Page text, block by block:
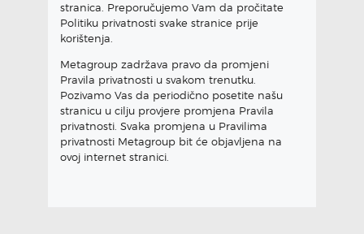
stranica. Preporučujemo Vam da pročitate
Politiku privatnosti svake stranice prije
korištenja.
Metagroup zadržava pravo da promjeni
Pravila privatnosti u svakom trenutku.
Pozivamo Vas da periodično posetite našu
stranicu u cilju provjere promjena Pravila
privatnosti. Svaka promjena u Pravilima
privatnosti Metagroup bit će objavljena na
ovoj internet stranici.